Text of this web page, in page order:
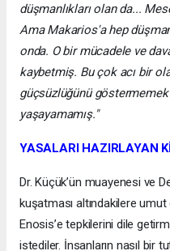
düşmanlıkları olan da...
Ama Makarios'a hep
onda. O bir mücadele ve
kaybetmiş. Bu çok acı bir
güçsüzlüğünü göstermemek
yaşayamamış."
YASALARI HAZIRLAYAN
Dr. Küçük’ün muayenesi ve
kuşatması altındakilere
Enosis’e tepkilerini dile
istediler. İnsanların nasıl bir